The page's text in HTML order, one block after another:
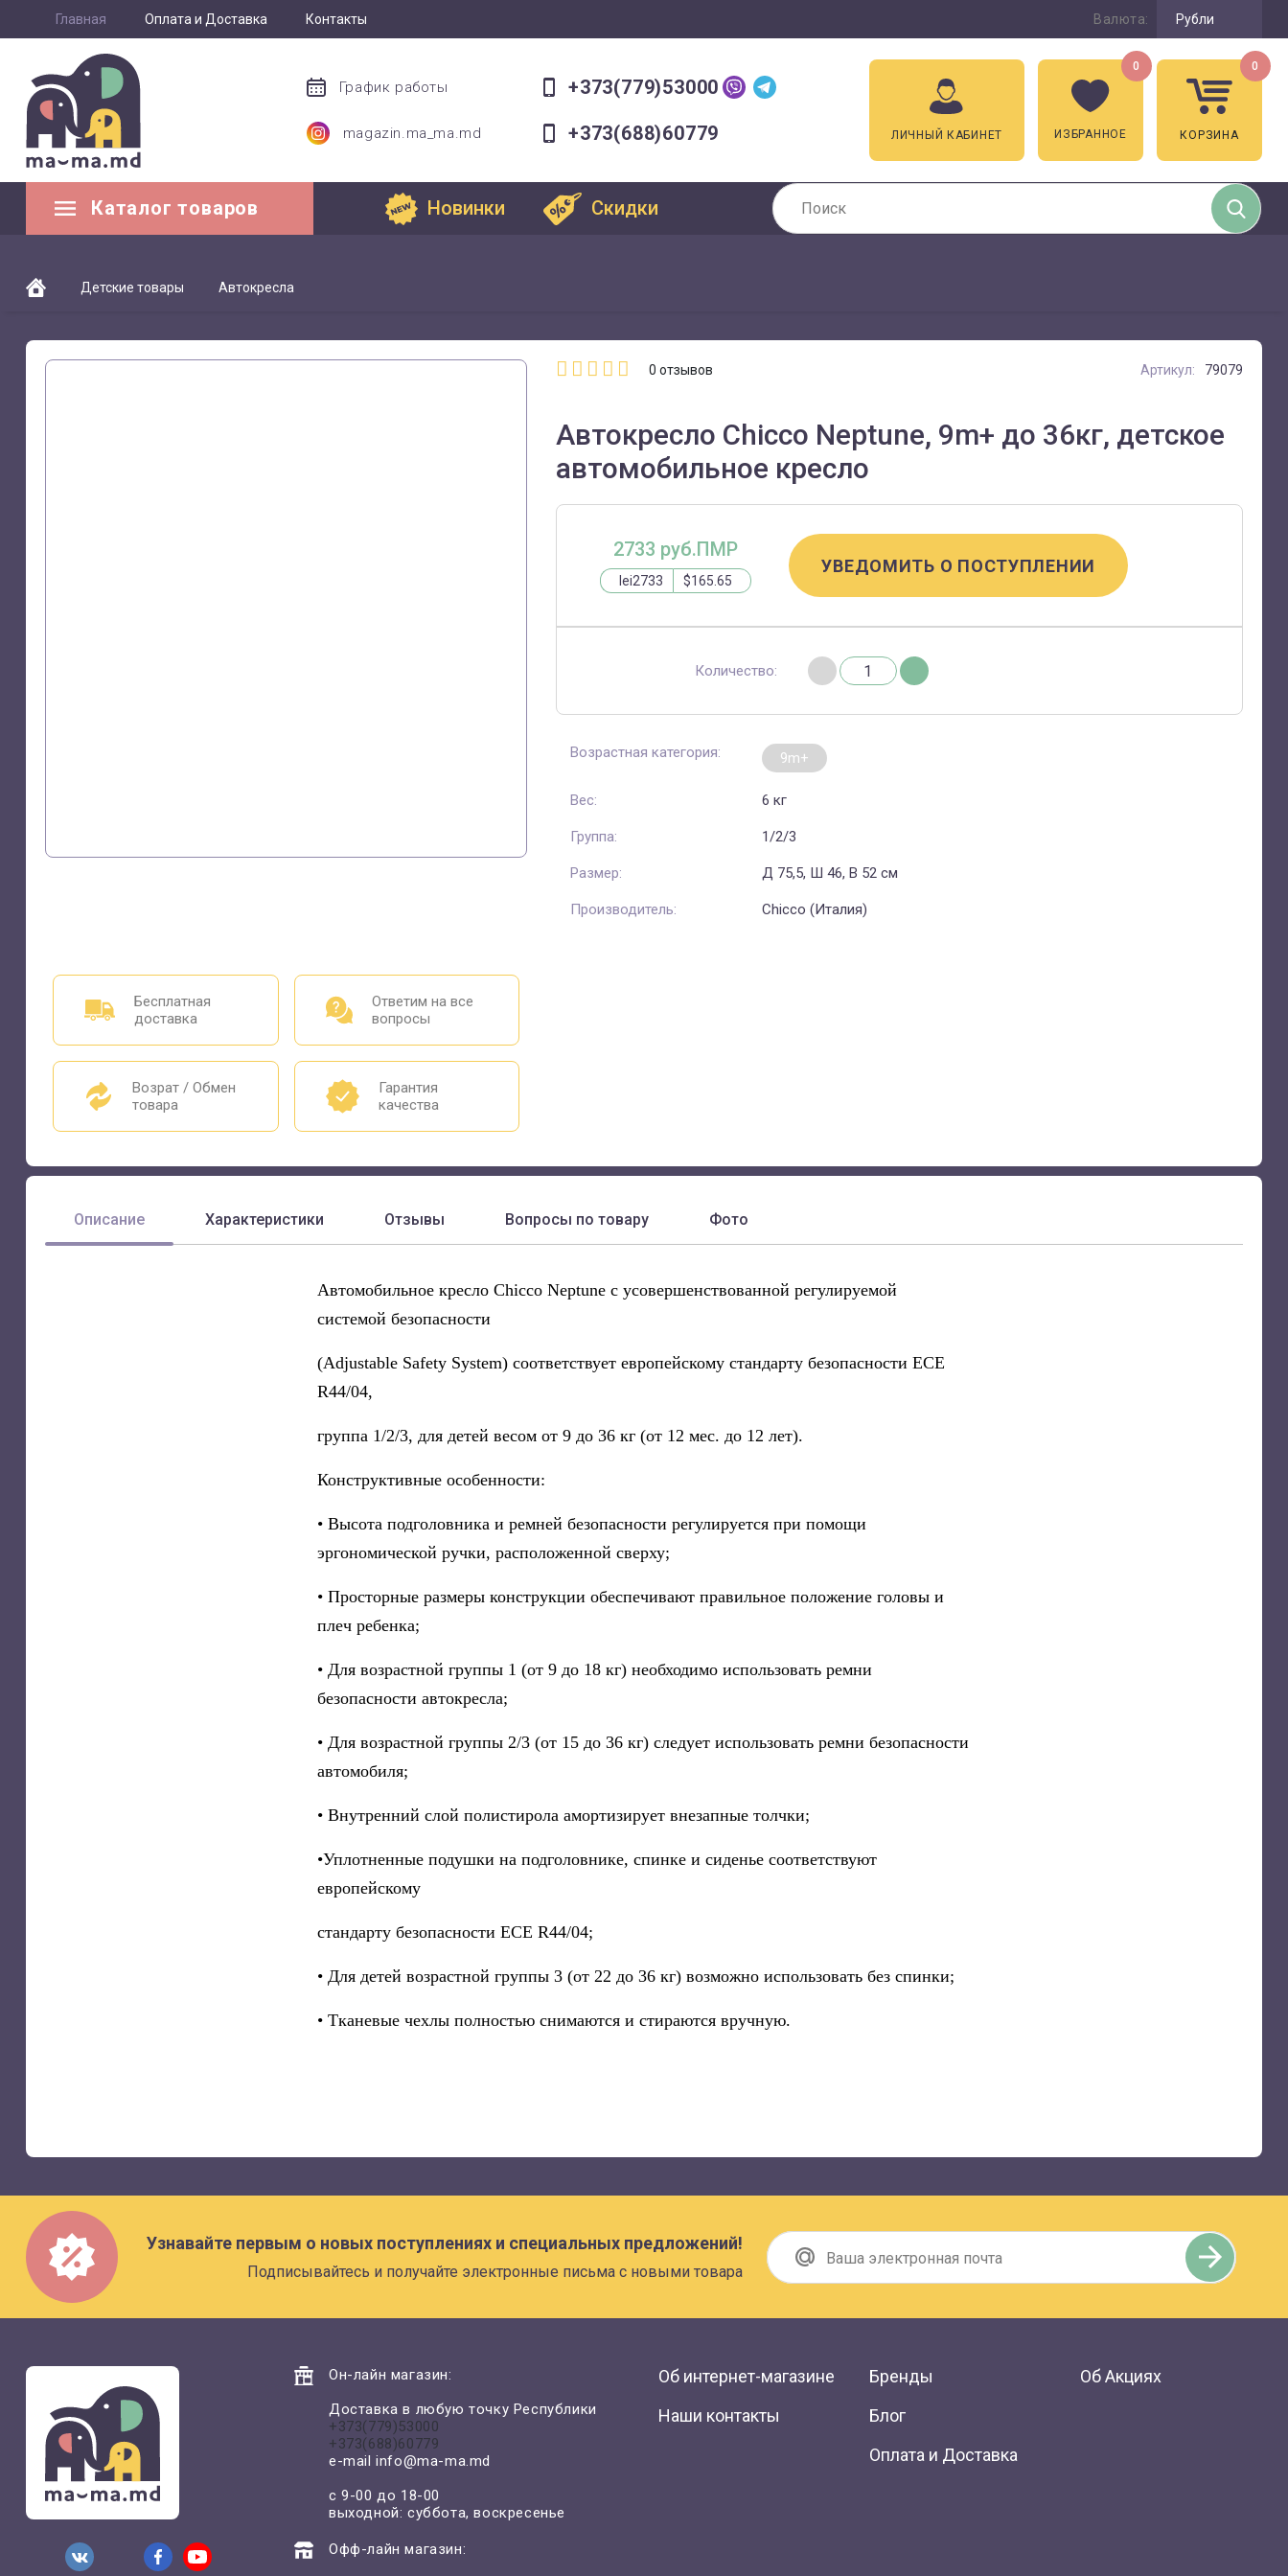
Главная Оплата и Доставка Контакты Валюта: Рубли
График работы +373(779)53000
magazin.ma_ma.md +373(688)60779 ЛИЧНЫЙ КАБИНЕТ ИЗБРАННОЕ
0
КОРЗИНА
0
Каталог товаров Новинки Скидки
Детские товары Автокресла
Бесплатная
доставка
Ответим на все
вопросы
Возрат / Обмен
товара
Гарантия
качества
0отзывов Артикул: 79079
Автокресло Chicco Neptune, 9m+ до 36кг, детское
автомобильное кресло
2733 руб.ПМР
lei2733 $165.65
УВЕДОМИТЬ О ПОСТУПЛЕНИИ
Количество:
Возрастная категория: 9m+
Вес: 6 кг
Группа: 1/2/3
Размер: Д 75,5, Ш 46, В 52 см
Производитель: Chicco (Италия)
Описание Характеристики Отзывы Вопросы по товару Фото
Автомобильное кресло Chicco Neptune с усовершенствованной регулируемой
системой безопасности
(Adjustable Safety System) соответствует европейскому стандарту безопасности ECE
R44/04,
группа 1/2/3, для детей весом от 9 до 36 кг (от 12 мес. до 12 лет).
Конструктивные особенности:
• Высота подголовника и ремней безопасности регулируется при помощи
эргономической ручки, расположенной сверху;
• Просторные размеры конструкции обеспечивают правильное положение головы и
плеч ребенка;
• Для возрастной группы 1 (от 9 до 18 кг) необходимо использовать ремни
безопасности автокресла;
• Для возрастной группы 2/3 (от 15 до 36 кг) следует использовать ремни безопасности
автомобиля;
• Внутренний слой полистирола амортизирует внезапные толчки;
•Уплотненные подушки на подголовнике, спинке и сиденье соответствуют
европейскому
стандарту безопасности ЕСЕ R44/04;
• Для детей возрастной группы 3 (от 22 до 36 кг) возможно использовать без спинки;
• Тканевые чехлы полностью снимаются и стираются вручную.
Узнавайте первым о новых поступлениях и специальных предложений!
Подписывайтесь и получайте электронные письма с новыми товара
Он-лайн магазин:
Доставка в любую точку Республики
+373(779)53000
+373(688)60779
e-mailinfo@ma-ma.md
с 9-00 до 18-00
выходной: суббота, воскресенье
Офф-лайн магазин:
Об интернет-магазине
Наши контакты
Бренды
Блог
Оплата и Доставка
Об Акциях